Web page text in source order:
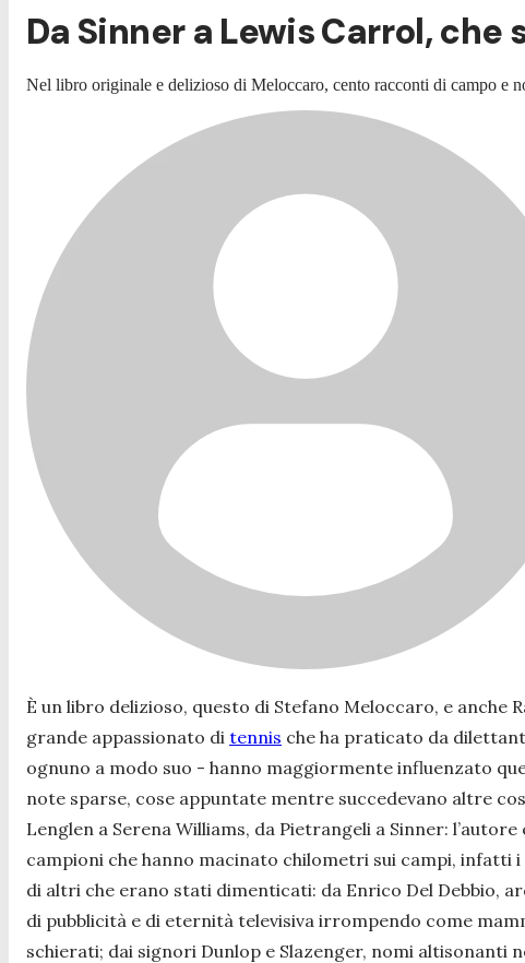
Da Sinner a Lewis Carrol,
Nel libro originale e delizioso di Meloccaro, cento racconti di campo e
È un libro delizioso, questo di Stefano Meloccaro, e anche
grande appassionato di tennis che ha praticato da
ognuno a modo suo - hanno maggiormente influenzato
note sparse, cose appuntate mentre succedevano altre
Lenglen a Serena Williams, da Pietrangeli a Sinner:
campioni che hanno macinato chilometri sui campi, infatti
di altri che erano stati dimenticati: da Enrico Del Debbio,
di pubblicità e di eternità televisiva irrompendo come
schierati; dai signori Dunlop e Slazenger, nomi altisonanti